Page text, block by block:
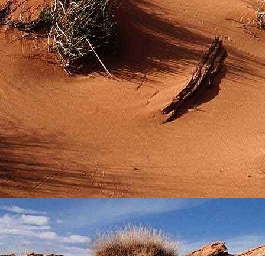
Dr. Göllner
2081 Piliscsaba,
e-mail:
telefonszám:
adószám: